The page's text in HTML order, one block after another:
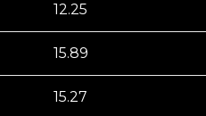
12.25
15.89
15.27